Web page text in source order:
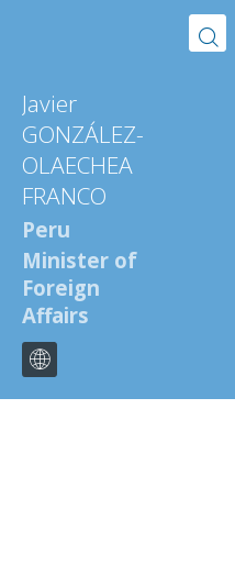
Javier
GONZÁLEZ-
OLAECHEA
FRANCO
Peru
Minister of
Foreign
Affairs